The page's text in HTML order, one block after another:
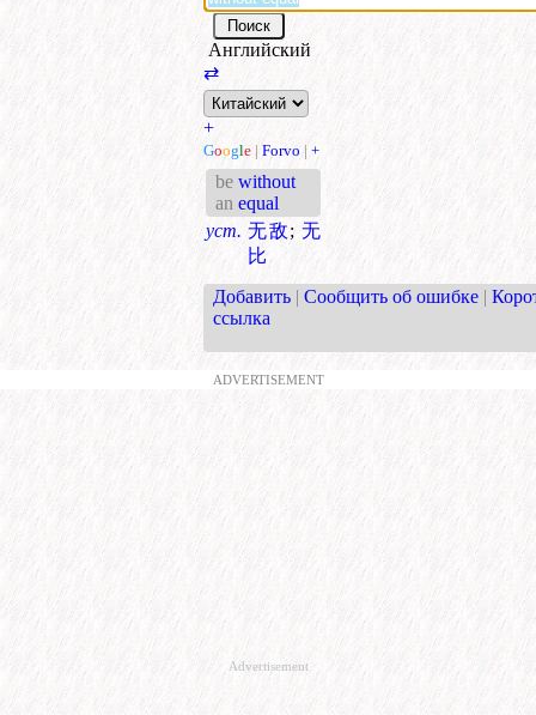
Английский
⇄
+
Google | Forvo | +
be without
an equal
уст. 无敌;无
比
Добавить | Сообщить об ошибке |
ссылка
ADVERTISEMENT
Advertisement